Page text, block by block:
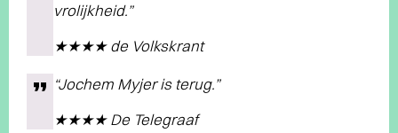
vrolijkheid.”
★★★★ de Volkskrant
“Jochem Myjer is terug.”
★★★★ De Telegraaf